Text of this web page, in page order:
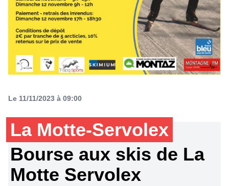
Le 11/11/2023 à 09:00
La Motte-Servolex
Bourse aux skis de La
Motte Servolex